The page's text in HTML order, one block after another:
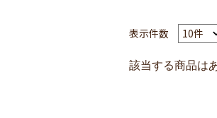
表示件数
該当する商品は